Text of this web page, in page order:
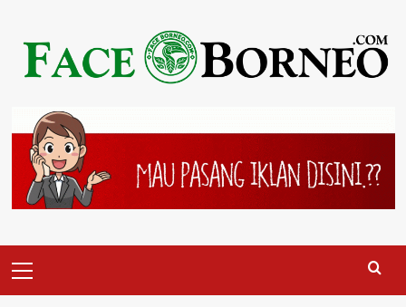
content
Menu